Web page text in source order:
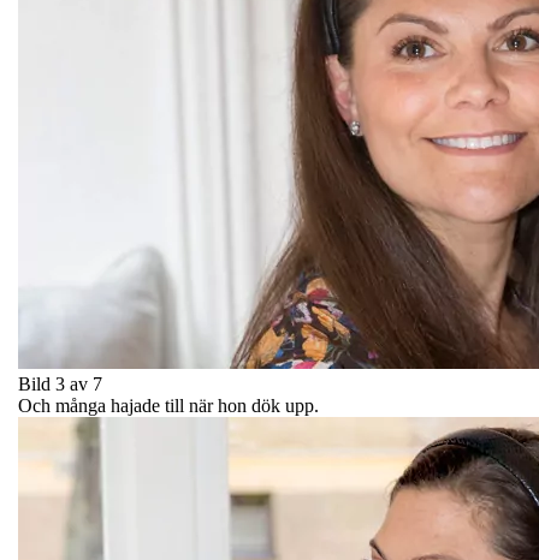
Bild 3 av 7
Och många hajade till när hon dök upp.